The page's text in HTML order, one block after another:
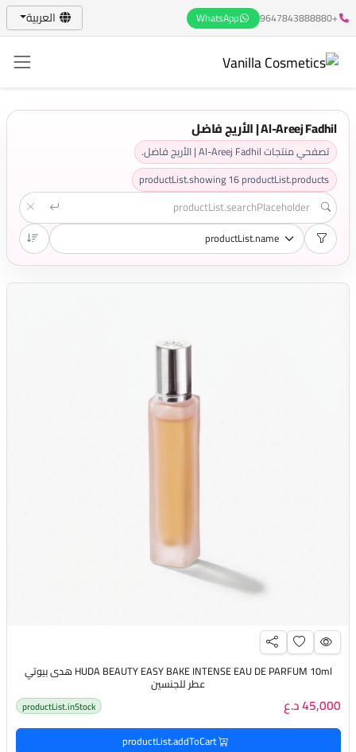
+9647843888880
WhatsApp العربية
Al-Areej Fadhil | الأريج فاضل
تصفحي منتجات Al-Areej Fadhil | الأريج فاضل.
productList.showing16productList.products
HUDA BEAUTY EASY BAKE INTENSE EAU DE PARFUM 10ml هدى بيوتي
عطر للجنسين
45,000 د.ع productList.inStock
productList.addToCart